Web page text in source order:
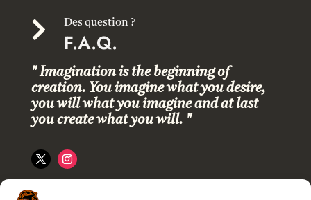
 Des question ?
F.A.Q.
" Imagination is the beginning of
creation. You imagine what you desire,
you will what you imagine and at last
you create what you will. "